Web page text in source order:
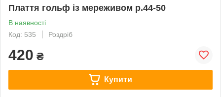
Плаття гольф із мереживом р.44-50
В наявності
Код: 535
Роздріб
420 ₴
Купити